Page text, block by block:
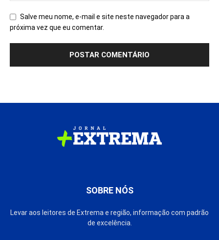
Salve meu nome, e-mail e site neste navegador para a
próxima vez que eu comentar.
SOBRE NÓS
Levar aos leitores de Extrema e região, informação com padrão
de excelência.